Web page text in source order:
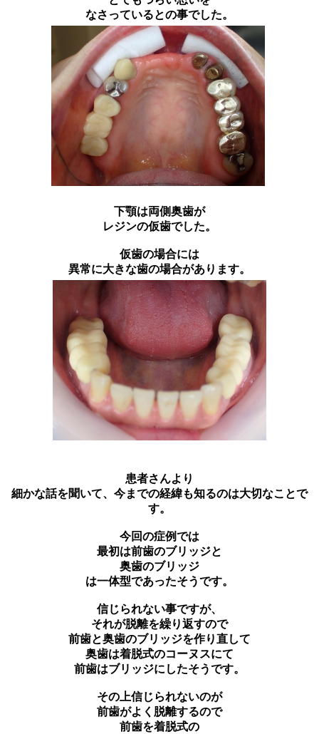
なさっているとの事でした。
下顎は両側奥歯が
レジンの仮歯でした。
仮歯の場合には
異常に大きな歯の場合があります。
患者さんより
細かな話を聞いて、今までの経緯も知るのは大切なことで
す。
今回の症例では
最初は前歯のブリッジと
奥歯のブリッジ
は一体型であったそうです。
信じられない事ですが、
それが脱離を繰り返すので
前歯と奥歯のブリッジを作り直して
奥歯は着脱式のコーヌスにて
前歯はブリッジにしたそうです。
その上信じられないのが
前歯がよく脱離するので
前歯を着脱式の